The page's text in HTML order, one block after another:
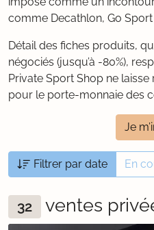
comme Decathlon, Go
Détail des fiches produits,
négociés (jusqu’à -80%),
Private Sport Shop ne
pour le porte-monnaie des
Je
Filtrer par date En
32 ventes